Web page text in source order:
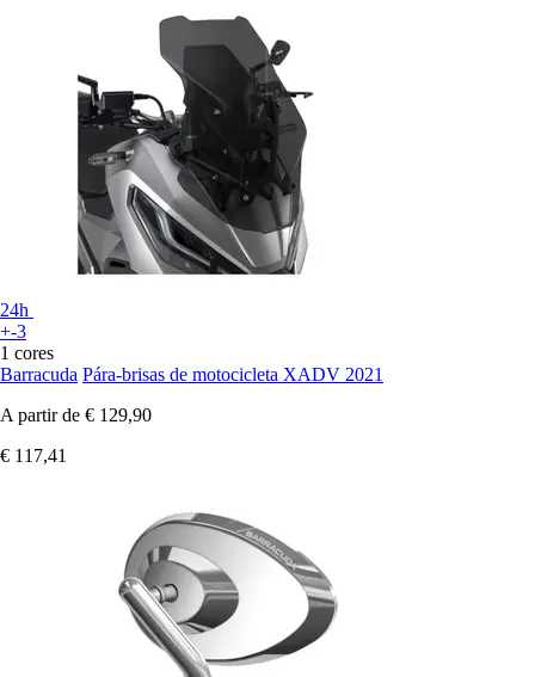
24h
+-3
1 cores
Barracuda Pára-brisas de motocicleta XADV 2021
A partir de € 129,90
€ 117,41